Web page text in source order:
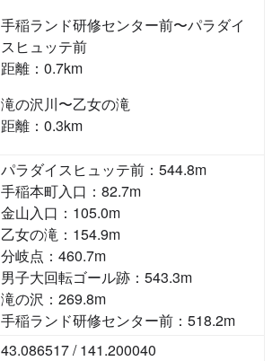
手稲ランド研修センター前〜パラダイ
スヒュッテ前
距離：0.7km
滝の沢川〜乙女の滝
距離：0.3km
パラダイスヒュッテ前：544.8m
手稲本町入口：82.7m
金山入口：105.0m
乙女の滝：154.9m
分岐点：460.7m
男子大回転ゴール跡：543.3m
滝の沢：269.8m
手稲ランド研修センター前：518.2m
43.086517 / 141.200040